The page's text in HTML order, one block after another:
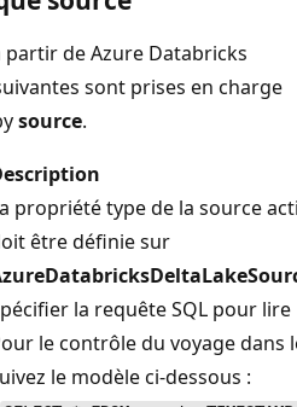
de Azure Databricks
sont prises en charge
source.
propriété type de la source
être définie sur
la requête SQL pour lire
le contrôle du voyage dans
le modèle ci-dessous :